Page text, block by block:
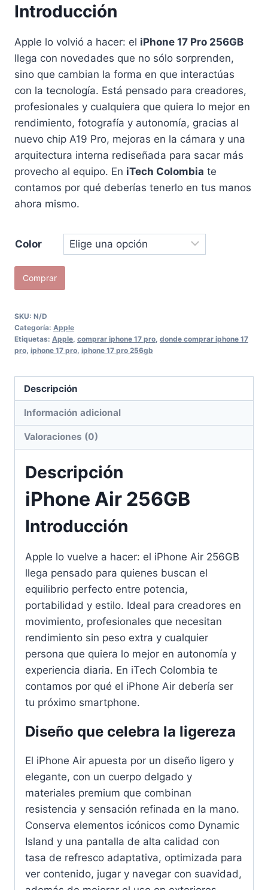
Introducción
Apple lo volvió a hacer: el iPhone 17 Pro 256GB
llega con novedades que no sólo sorprenden,
sino que cambian la forma en que interactúas
con la tecnología. Está pensado para creadores,
profesionales y cualquiera que quiera lo mejor en
rendimiento, fotografía y autonomía, gracias al
nuevo chip A19 Pro, mejoras en la cámara y una
arquitectura interna rediseñada para sacar más
provecho al equipo. En iTech Colombia te
contamos por qué deberías tenerlo en tus manos
ahora mismo.
Color
iPhone
Air
cantidad
Comprar
SKU: N/D
Categoría: Apple
Etiquetas: Apple comprar iphone 17 pro donde comprar iphone 17
pro iphone 17 pro iphone 17 pro 256gb
Descripción
Información adicional
Valoraciones (0)
Descripción
iPhone Air 256GB
Introducción
Apple lo vuelve a hacer: el iPhone Air 256GB
llega pensado para quienes buscan el
equilibrio perfecto entre potencia,
portabilidad y estilo. Ideal para creadores en
movimiento, profesionales que necesitan
rendimiento sin peso extra y cualquier
persona que quiera lo mejor en autonomía y
experiencia diaria. En iTech Colombia te
contamos por qué el iPhone Air debería ser
tu próximo smartphone.
Diseño que celebra la ligereza
El iPhone Air apuesta por un diseño ligero y
elegante, con un cuerpo delgado y
materiales premium que combinan
resistencia y sensación refinada en la mano.
Conserva elementos icónicos como Dynamic
Island y una pantalla de alta calidad con
tasa de refresco adaptativa, optimizada para
ver contenido, jugar y navegar con suavidad,